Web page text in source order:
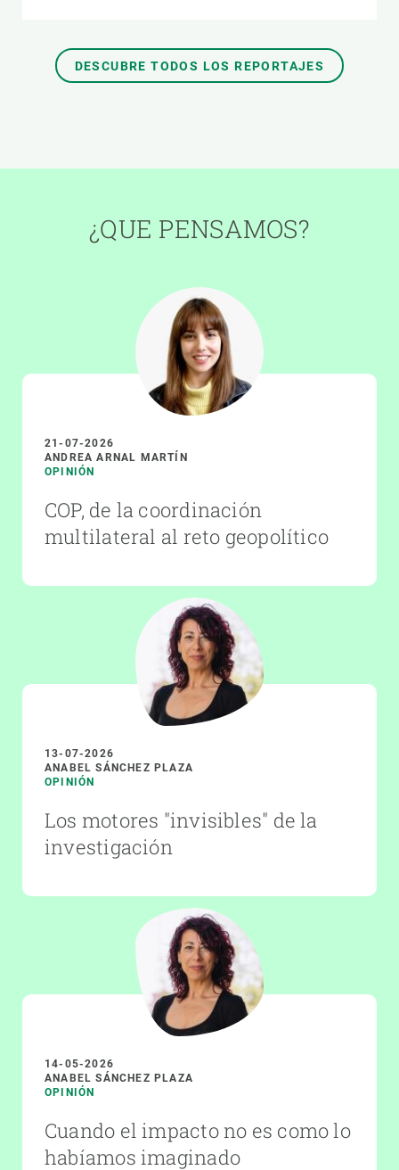
DESCUBRE TODOS LOS REPORTAJES
¿QUE PENSAMOS?
21-07-2026
ANDREA ARNAL MARTÍN
OPINIÓN
COP, de la coordinación
multilateral al reto geopolítico
13-07-2026
ANABEL SÁNCHEZ PLAZA
OPINIÓN
Los motores "invisibles" de la
investigación
14-05-2026
ANABEL SÁNCHEZ PLAZA
OPINIÓN
Cuando el impacto no es como lo
habíamos imaginado